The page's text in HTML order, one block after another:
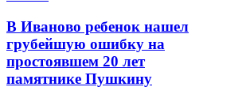
В Иваново ребенок нашел
грубейшую ошибку на
простоявшем 20 лет
памятнике Пушкину